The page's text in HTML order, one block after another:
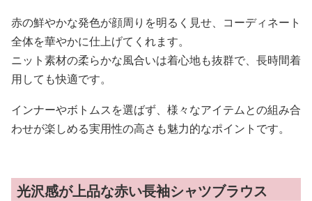
赤の鮮やかな発色が顔周りを明るく見せ、コーディネート
全体を華やかに仕上げてくれます。
ニット素材の柔らかな風合いは着心地も抜群で、長時間着
用しても快適です。
インナーやボトムスを選ばず、様々なアイテムとの組み合
わせが楽しめる実用性の高さも魅力的なポイントです。
光沢感が上品な赤い長袖シャツブラウス